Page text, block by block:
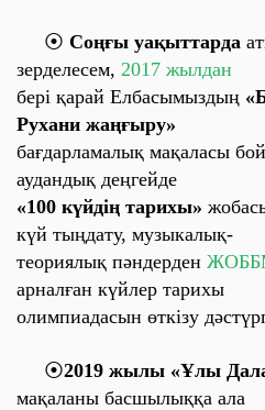
⦿ Соңғы уақыттарда
зерделесем, 2017 жылдан
бері қарай Елбасымыздың
Рухани жаңғыру»
бағдарламалық мақаласы
аудандық деңгейде
«100 күйдің тарихы»
күй тыңдату, музыкалық-
теориялық пәндерден
арналған күйлер тарихы
олимпиадасын өткізу
⦿2019 жылы «Ұлы
мақаланы басшылыққа ала